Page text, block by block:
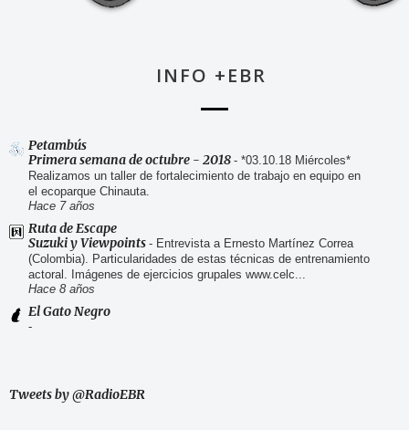
INFO +EBR
Petambús
Primera semana de octubre - 2018 - *03.10.18 Miércoles*
Realizamos un taller de fortalecimiento de trabajo en equipo en
el ecoparque Chinauta.
Hace 7 años
Ruta de Escape
Suzuki y Viewpoints - Entrevista a Ernesto Martínez Correa
(Colombia). Particularidades de estas técnicas de entrenamiento
actoral. Imágenes de ejercicios grupales www.celc...
Hace 8 años
El Gato Negro
-
Tweets by @RadioEBR